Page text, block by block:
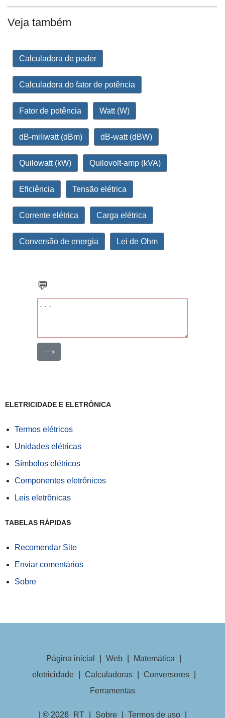
Veja também
Calculadora de poder
Calculadora do fator de potência
Fator de potência Watt (W)
dB-miliwatt (dBm) dB-watt (dBW)
Quilowatt (kW) Quilovolt-amp (kVA)
Eficiência Tensão elétrica
Corrente elétrica Carga elétrica
Conversão de energia Lei de Ohm
💬
⟶
ELETRICIDADE E ELETRÔNICA
Termos elétricos
Unidades elétricas
Símbolos elétricos
Componentes eletrônicos
Leis eletrônicas
TABELAS RÁPIDAS
Recomendar Site
Enviar comentários
Sobre
Página inicial Web Matemática
eletricidade
Calculadoras Conversores
Ferramentas
| © 2026 RT Sobre Termos de uso